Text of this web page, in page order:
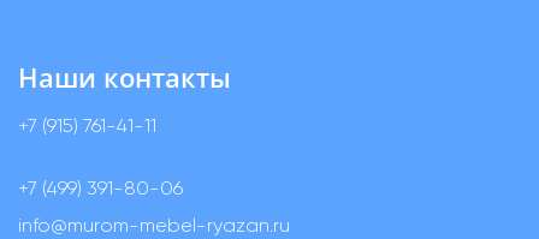
Наши контакты
+7 (915) 761-41-11
+7 (499) 391-80-06
info@murom-mebel-ryazan.ru